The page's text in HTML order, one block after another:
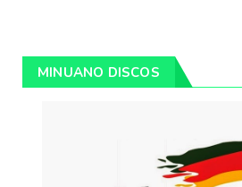
MINUANO DISCOS